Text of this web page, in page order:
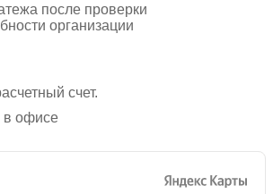
после проверки
организации
счет.
в офисе